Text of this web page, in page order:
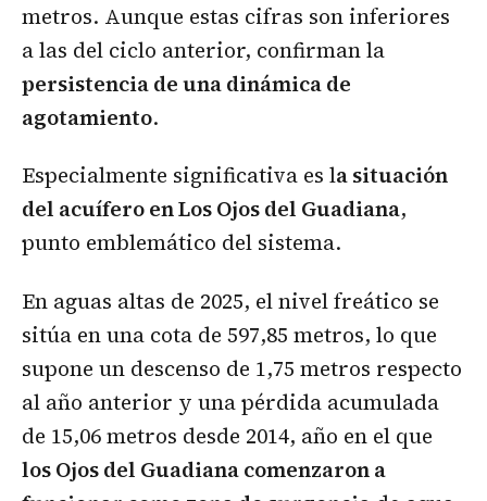
metros. Aunque estas cifras son inferiores
a las del ciclo anterior, confirman la
persistencia de una dinámica de
agotamiento.
Especialmente significativa es la situación
del acuífero en Los Ojos del Guadiana,
punto emblemático del sistema.
En aguas altas de 2025, el nivel freático se
sitúa en una cota de 597,85 metros, lo que
supone un descenso de 1,75 metros respecto
al año anterior y una pérdida acumulada
de 15,06 metros desde 2014, año en el que
los Ojos del Guadiana comenzaron a